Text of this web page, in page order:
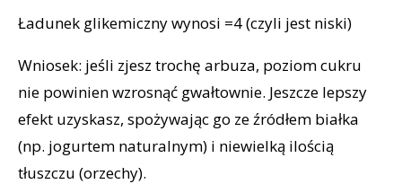
Ładunek glikemiczny wynosi =4 (czyli jest niski)
Wniosek: jeśli zjesz trochę arbuza, poziom cukru
nie powinien wzrosnąć gwałtownie. Jeszcze lepszy
efekt uzyskasz, spożywając go ze źródłem białka
(np. jogurtem naturalnym) i niewielką ilością
tłuszczu (orzechy).